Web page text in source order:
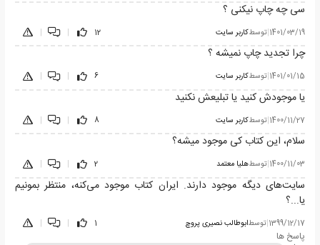
سی چه چاپ نیکنی ؟
1401/03/19
|توسطکاربر سایت 12
|
|
چرا تجدید چاپ نمیشه ؟
1401/01/15
|توسطکاربر سایت 6
|
|
یا موجودش کنید یا تبلیعش نکنید
1400/11/27
|توسطکاربر سایت 8
|
|
سلام، این کتاب کی موجود میشه؟
1400/11/03
|توسطهلیا معتمد 2
|
|
سایت‌های دیگه موجود دارند. ایران کتاب موجود می‌کنه، منتظر بمونیم
یا...؟
1399/12/17
|توسطابوطالب نصیری پروچ 1
|
|
پاسخ ها